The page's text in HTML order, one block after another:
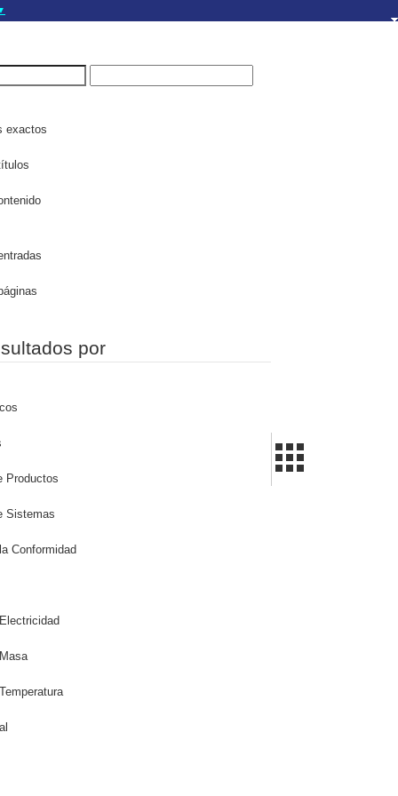
seguros utilizan
Comparte
exactos
por
Productos
Sistemas
Conformidad